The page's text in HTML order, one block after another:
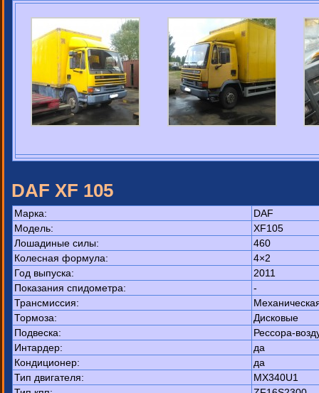
DAF XF 105
Марка:
DAF
Модель:
XF105
Лошадиные силы:
460
Колесная формула:
4×2
Год выпуска:
2011
Показания спидометра:
-
Трансмиссия:
Тормоза:
Дисковые
Подвеска:
Рессора-
Интардер:
да
Кондиционер:
да
Тип двигателя:
MX340U1